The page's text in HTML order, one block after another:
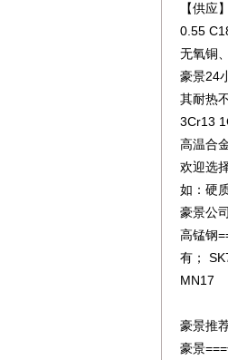
【供
0.55
无氧铜
豪景24
其耐热
3Cr13
高温合
欢迎选
如：硬
豪景公
高锰钢
有；
MN17
豪景推
豪景